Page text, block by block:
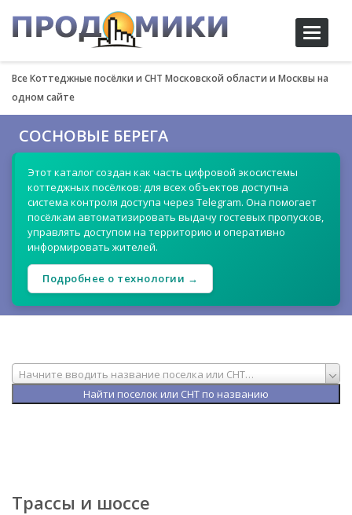
Toggle
Все Коттеджные посёлки и СНТ Московской области и Москвы на
одном сайте
СОСНОВЫЕ БЕРЕГА
Этот каталог создан как часть цифровой экосистемы
коттеджных посёлков: для всех объектов доступна
система контроля доступа через Telegram. Она помогает
посёлкам автоматизировать выдачу гостевых пропусков,
управлять доступом на территорию и оперативно
информировать жителей.
Подробнее о технологии →
Начните вводить название поселка или СНТ…
Трассы и шоссе